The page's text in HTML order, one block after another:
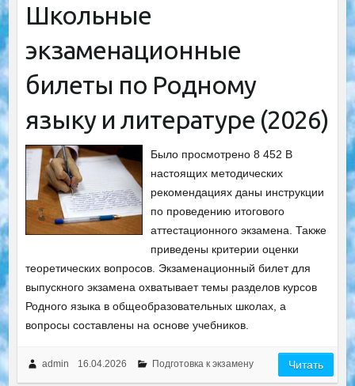
Школьные
экзаменационные
билеты по Родному
языку и литературе (2026)
Было просмотрено 8 452 В
настоящих методических
рекомендациях даны инструкции
по проведению итогового
аттестационного экзамена. Также
приведены критерии оценки
теоретических вопросов. Экзаменационный билет для
выпускного экзамена охватывает темы разделов курсов
Родного языка в общеобразовательных школах, а
вопросы составлены на основе учебников.
admin 16.04.2026 Подготовка к экзамену Читать